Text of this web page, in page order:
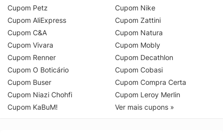
Cupom Petz
Cupom AliExpress
Cupom C&A
Cupom Vivara
Cupom Renner
Cupom O Boticário
Cupom Buser
Cupom Niazi Chohfi
Cupom KaBuM!
Cupom Nike
Cupom Zattini
Cupom Natura
Cupom Mobly
Cupom Decathlon
Cupom Cobasi
Cupom Compra Certa
Cupom Leroy Merlin
Ver mais cupons »